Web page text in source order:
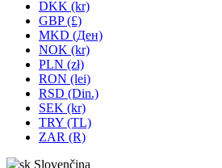
DKK (kr)
GBP (£)
MKD (Ден)
NOK (kr)
PLN (zł)
RON (lei)
RSD (Din.)
SEK (kr)
TRY (TL)
ZAR (R)
Slovenčina